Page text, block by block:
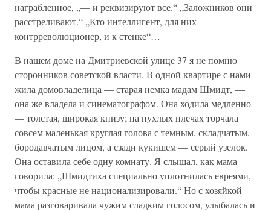
награбленное, „— и реквизируют все.“ „Заложников они
расстреливают.“ „Кто интеллигент, для них
контрреволюционер, и к стенке“…
В нашем доме на Дмитриевской улице 37 я не помню
сторонников советской власти. В одной квартире с нами
жила домовладелица — старая немка мадам Шмидт, —
она же владела и синематографом. Она ходила медленно
— толстая, широкая книзу; на пухлых плечах торчала
совсем маленькая круглая голова с темным, складчатым,
бородавчатым лицом, а сзади кукишем — серый узелок.
Она оставила себе одну комнату. Я слышал, как мама
говорила: „Шмидтиха специально уплотнилась евреями,
чтобы красные не национализировали.“ Но с хозяйкой
мама разговаривала чужим сладким голосом, улыбалась и